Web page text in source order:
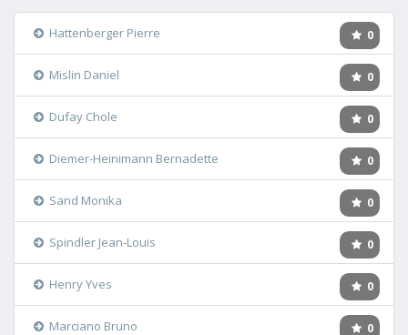
0
Hattenberger Pierre
0
Mislin Daniel
0
Dufay Chole
0
Diemer-Heinimann Bernadette
0
Sand Monika
0
Spindler Jean-Louis
0
Henry Yves
0
Marciano Bruno